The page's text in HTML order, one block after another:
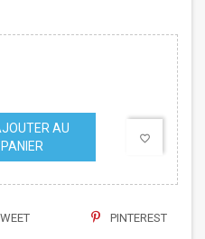
AU
PANIER
favorite_border
PINTEREST